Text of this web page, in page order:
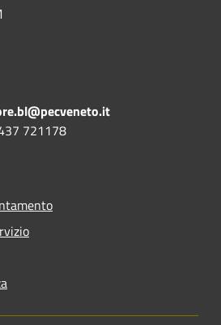
721178